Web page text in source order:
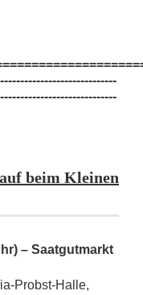
beim Kleinen
– Saatgutmarkt
Probst-Halle,